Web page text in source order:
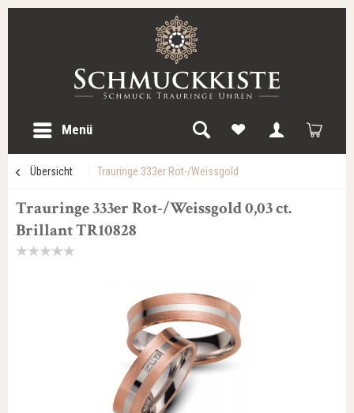
Menü
Übersicht Trauringe 333er Rot-/Weissgold
Trauringe 333er Rot-/Weissgold 0,03 ct.
Brillant TR10828